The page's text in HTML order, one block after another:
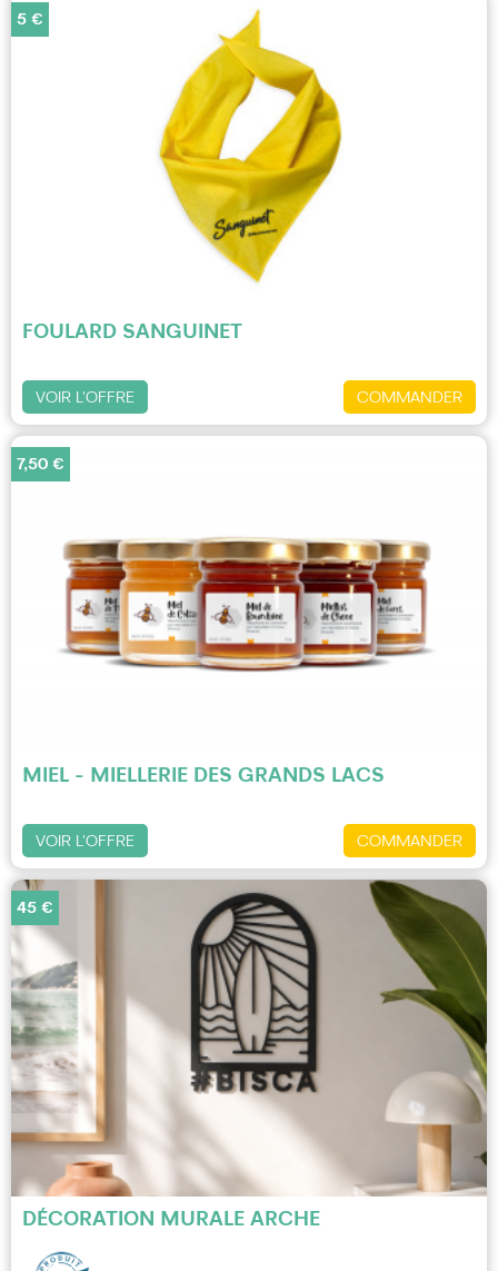
FOULARD SANGUINET
COMMANDER
VOIR L'OFFRE
5 €
MIEL - MIELLERIE DES GRANDS LACS
COMMANDER
VOIR L'OFFRE
7,50 €
DÉCORATION MURALE ARCHE
45 €